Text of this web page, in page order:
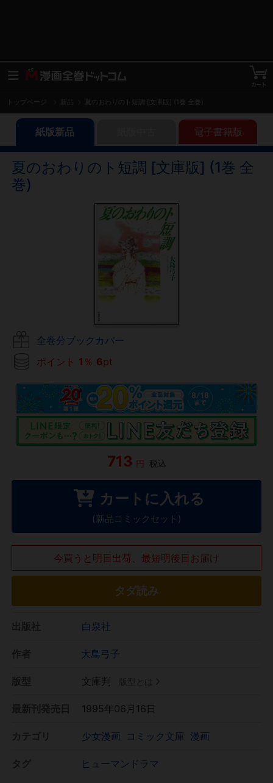
トップページ 夏のおわりのト短調 [文庫版] (1巻 全巻)
紙版新品 電子書籍版
夏のおわりのト短調 [文庫版] (1巻 全
巻)
全巻分ブックカバー
ポイント 1 ％ 6pt
713 円 税込
カートに入れる
(新品コミックセット)
今買うと明日出荷、最短明後日お届け
タダ読み
白泉社
大島弓子
文庫判
1995年06月16日
少女漫画 コミック文庫 漫画
ヒューマンドラマ